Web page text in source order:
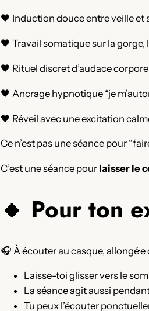
🖤 Induction douce entre veille et
🖤 Travail somatique sur la gorge,
🖤 Rituel discret d’audace
🖤 Ancrage hypnotique “je
🖤 Réveil avec une excitation
Ce n’est pas une séance pour
C’est une séance pour laisser le
🔹 Pour ton
🎧 À écouter au casque,
Laisse-toi glisser vers le
La séance agit aussi
Tu peux l’écouter